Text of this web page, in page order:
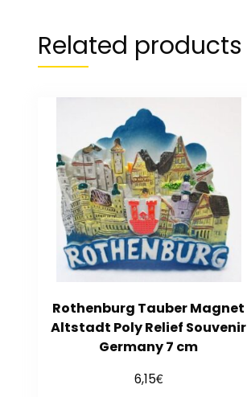
Related products
Rothenburg Tauber Magnet
Altstadt Poly Relief Souvenir
Germany 7 cm
6,15€